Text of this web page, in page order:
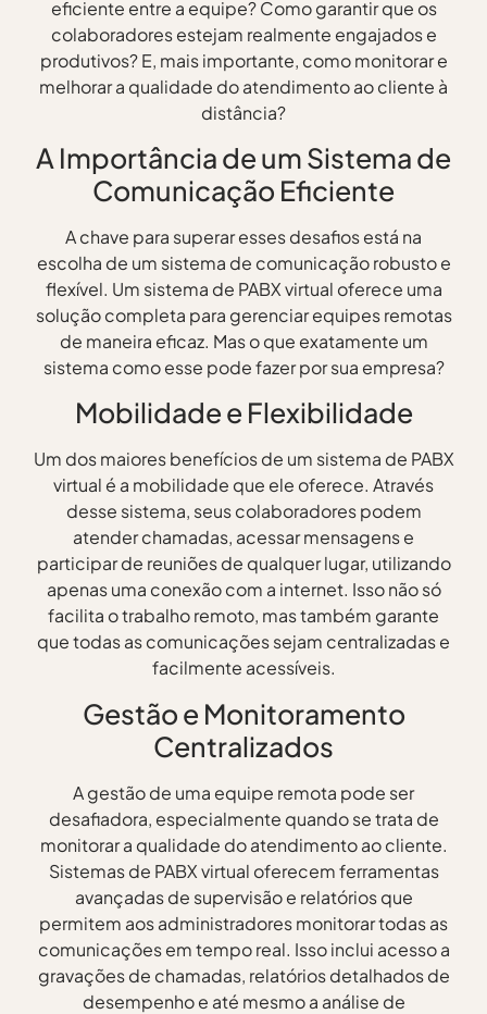
eficiente entre a equipe? Como garantir que os
colaboradores estejam realmente engajados e
produtivos? E, mais importante, como monitorar e
melhorar a qualidade do atendimento ao cliente à
distância?
A Importância de um Sistema de
Comunicação Eficiente
A chave para superar esses desafios está na
escolha de um sistema de comunicação robusto e
flexível. Um sistema de PABX virtual oferece uma
solução completa para gerenciar equipes remotas
de maneira eficaz. Mas o que exatamente um
sistema como esse pode fazer por sua empresa?
Mobilidade e Flexibilidade
Um dos maiores benefícios de um sistema de PABX
virtual é a mobilidade que ele oferece. Através
desse sistema, seus colaboradores podem
atender chamadas, acessar mensagens e
participar de reuniões de qualquer lugar, utilizando
apenas uma conexão com a internet. Isso não só
facilita o trabalho remoto, mas também garante
que todas as comunicações sejam centralizadas e
facilmente acessíveis.
Gestão e Monitoramento
Centralizados
A gestão de uma equipe remota pode ser
desafiadora, especialmente quando se trata de
monitorar a qualidade do atendimento ao cliente.
Sistemas de PABX virtual oferecem ferramentas
avançadas de supervisão e relatórios que
permitem aos administradores monitorar todas as
comunicações em tempo real. Isso inclui acesso a
gravações de chamadas, relatórios detalhados de
desempenho e até mesmo a análise de